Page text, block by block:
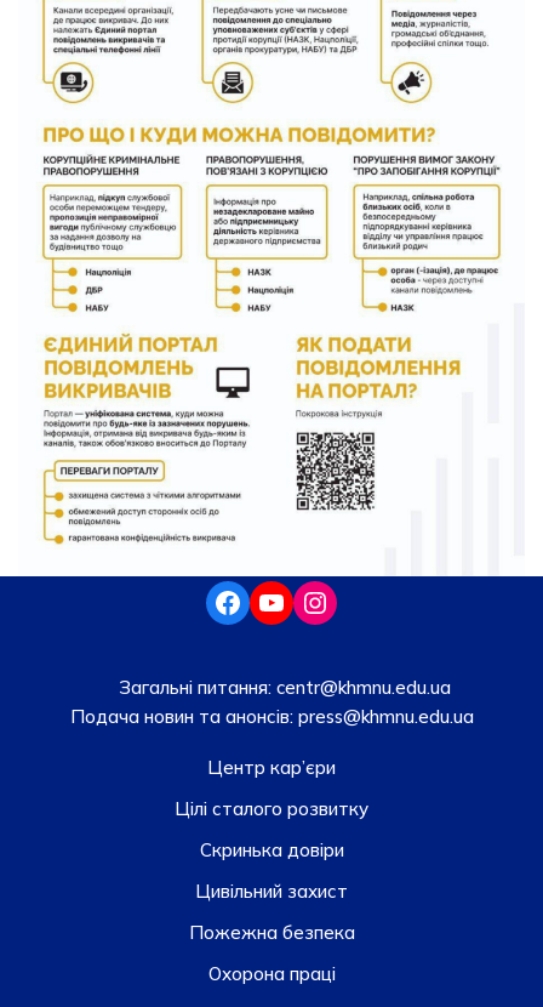
Загальні питання: centr@khmnu.edu.ua
Подача новин та анонсів:press@khmnu.edu.ua
Центр кар’єри
Цілі сталого розвитку
Скринька довiри
Цивільний захист
Пожежна безпека
Охорона праці